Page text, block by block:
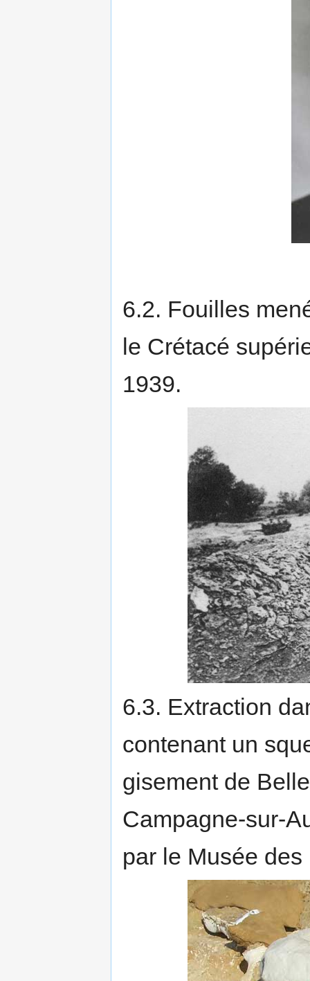
6.2. Fouilles
le Crétacé
1939.
6.3. Extraction
contenant un
gisement de
Campagne-sur-
par le Musée des